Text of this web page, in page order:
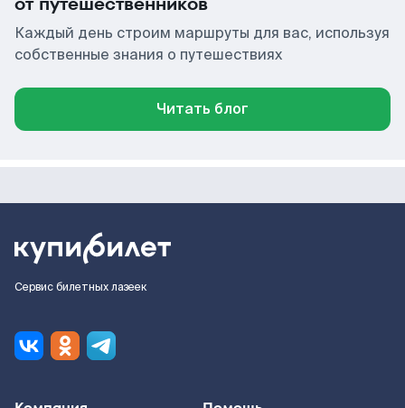
Каждый день строим маршруты для вас, используя
собственные знания о путешествиях
Читать блог
Сервис билетных лазеек